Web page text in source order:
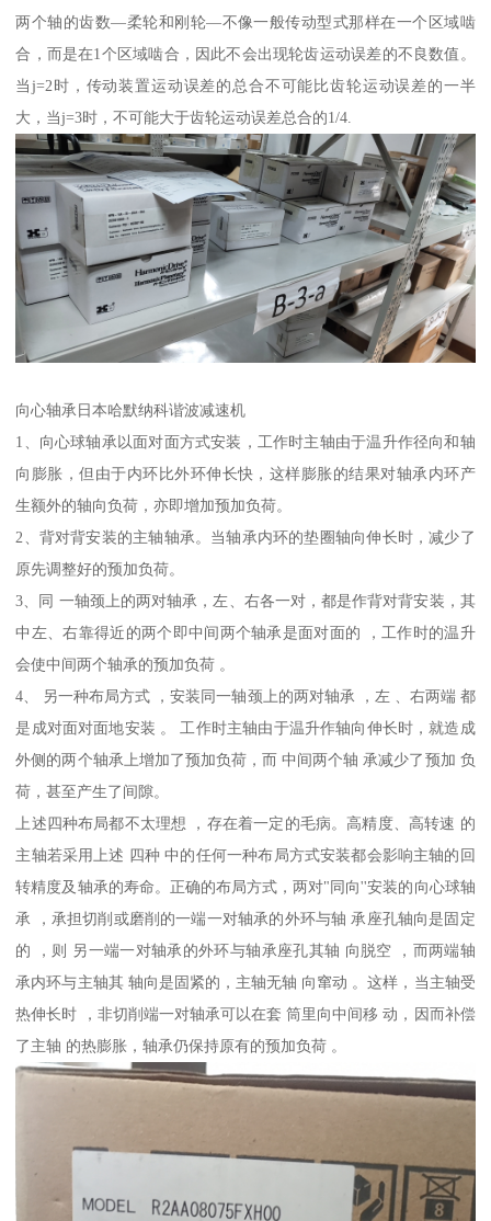
两个轴的齿数—柔轮和刚轮—不像一般传动型式那样在一个区域啮
合，而是在1个区域啮合，因此不会出现轮齿运动误差的不良数值。
当j=2时，传动装置运动误差的总合不可能比齿轮运动误差的一半
大，当j=3时，不可能大于齿轮运动误差总合的1/4.
向心轴承日本哈默纳科谐波减速机
1、向心球轴承以面对面方式安装，工作时主轴由于温升作径向和轴
向膨胀，但由于内环比外环伸长快，这样膨胀的结果对轴承内环产
生额外的轴向负荷，亦即增加预加负荷。
2、背对背安装的主轴轴承。当轴承内环的垫圈轴向伸长时，减少了
原先调整好的预加负荷。
3、同 一轴颈上的两对轴承，左、右各一对，都是作背对背安装，其
中左、右靠得近的两个即中间两个轴承是面对面的 ，工作时的温升
会使中间两个轴承的预加负荷 。
4、 另一种布局方式 ，安装同一轴颈上的两对轴承 ，左 、右两端 都
是成对面对面地安装 。 工作时主轴由于温升作轴向伸长时，就造成
外侧的两个轴承上增加了预加负荷，而 中间两个轴 承减少了预加 负
荷，甚至产生了间隙。
上述四种布局都不太理想 ，存在着一定的毛病。高精度、高转速 的
主轴若采用上述 四种 中的任何一种布局方式安装都会影响主轴的回
转精度及轴承的寿命。正确的布局方式，两对"同向''安装的向心球轴
承 ，承担切削或磨削的一端一对轴承的外环与轴 承座孔轴向是固定
的 ，则 另一端一对轴承的外环与轴承座孔其轴 向脱空 ，而两端轴
承内环与主轴其 轴向是固紧的，主轴无轴 向窜动 。这样，当主轴受
热伸长时 ，非切削端一对轴承可以在套 筒里向中间移 动，因而补偿
了主轴 的热膨胀，轴承仍保持原有的预加负荷 。